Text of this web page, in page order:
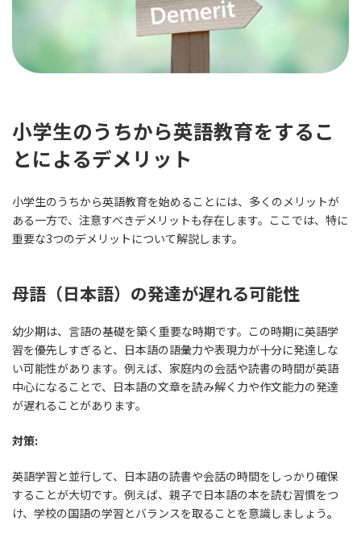
小学生のうちから英語教育をするこ
とによるデメリット
小学生のうちから英語教育を始めることには、多くのメリットが
ある一方で、注意すべきデメリットも存在します。ここでは、特に
重要な3つのデメリットについて解説します。
母語（日本語）の発達が遅れる可能性
幼少期は、言語の基礎を築く重要な時期です。この時期に英語学
習を優先しすぎると、日本語の語彙力や表現力が十分に発達しな
い可能性があります。例えば、家庭内の会話や読書の時間が英語
中心になることで、日本語の文章を読み解く力や作文能力の発達
が遅れることがあります。
対策:
英語学習と並行して、日本語の読書や会話の時間をしっかり確保
することが大切です。例えば、親子で日本語の本を読む習慣をつ
け、学校の国語の学習とバランスを取ることを意識しましょう。